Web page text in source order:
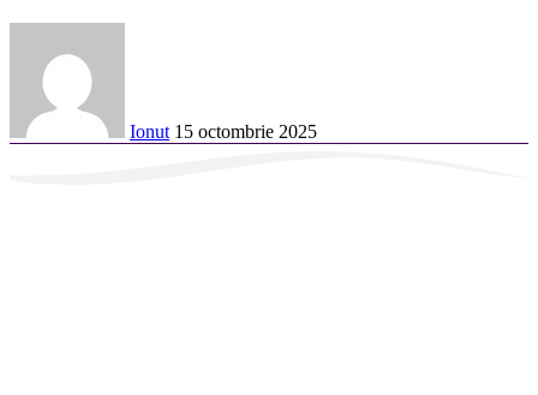
Ionut 15 octombrie 2025